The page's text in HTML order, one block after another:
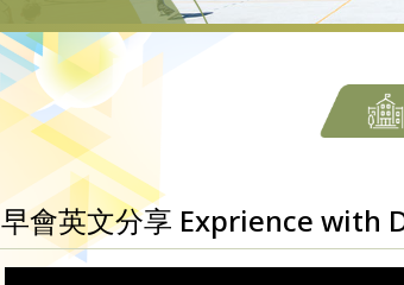
早會英文分享 Exprience with